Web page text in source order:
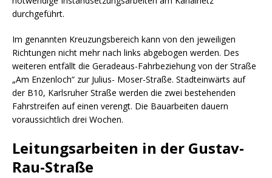
durchgeführt.
Im genannten Kreuzungsbereich kann von den jeweiligen
Richtungen nicht mehr nach links abgebogen werden. Des
weiteren entfällt die Geradeaus-Fahrbeziehung von der Straße
„Am Enzenloch“ zur Julius- Moser-Straße. Stadteinwärts auf
der B10, Karlsruher Straße werden die zwei bestehenden
Fahrstreifen auf einen verengt. Die Bauarbeiten dauern
voraussichtlich drei Wochen.
Leitungsarbeiten in der Gustav-
Rau-Straße